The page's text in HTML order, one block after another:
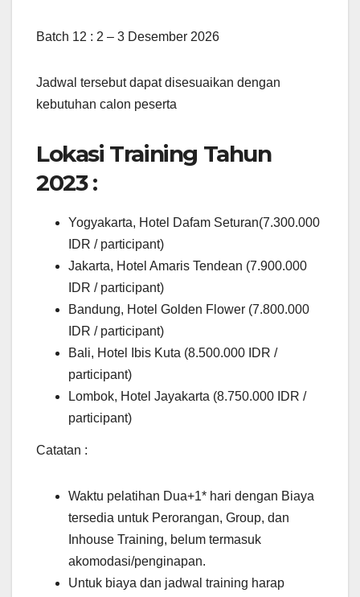
Batch 12 : 2 – 3 Desember 2026
Jadwal tersebut dapat disesuaikan dengan
kebutuhan calon peserta
Lokasi Training Tahun
2023 :
Yogyakarta, Hotel Dafam Seturan(7.300.000
IDR / participant)
Jakarta, Hotel Amaris Tendean (7.900.000
IDR / participant)
Bandung, Hotel Golden Flower (7.800.000
IDR / participant)
Bali, Hotel Ibis Kuta (8.500.000 IDR /
participant)
Lombok, Hotel Jayakarta (8.750.000 IDR /
participant)
Catatan :
Waktu pelatihan Dua+1* hari dengan Biaya
tersedia untuk Perorangan, Group, dan
Inhouse Training, belum termasuk
akomodasi/penginapan.
Untuk biaya dan jadwal training harap